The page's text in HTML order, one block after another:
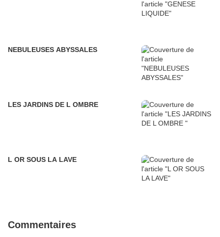
NEBULEUSES ABYSSALES
LES JARDINS DE L OMBRE
L OR SOUS LA LAVE
Commentaires